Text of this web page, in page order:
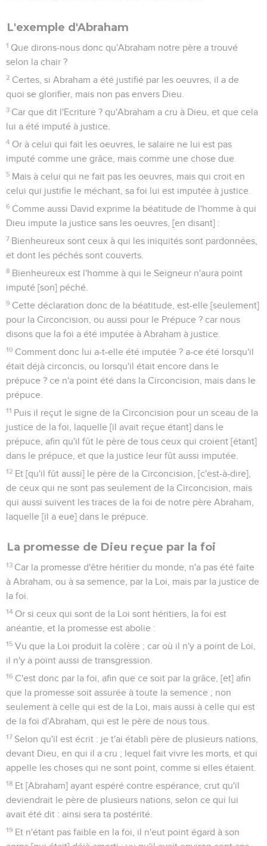
L'exemple d'Abraham
1 Que dirons-nous donc qu'Abraham notre père a trouvé
selon la chair ?
2 Certes, si Abraham a été justifié par les oeuvres, il a de
quoi se glorifier, mais non pas envers Dieu.
3 Car que dit l'Ecriture ? qu'Abraham a cru à Dieu, et que cela
lui a été imputé à justice.
4 Or à celui qui fait les oeuvres, le salaire ne lui est pas
imputé comme une grâce, mais comme une chose due.
5 Mais à celui qui ne fait pas les oeuvres, mais qui croit en
celui qui justifie le méchant, sa foi lui est imputée à justice.
6 Comme aussi David exprime la béatitude de l'homme à qui
Dieu impute la justice sans les oeuvres, [en disant] :
7 Bienheureux sont ceux à qui les iniquités sont pardonnées,
et dont les péchés sont couverts.
8 Bienheureux est l'homme à qui le Seigneur n'aura point
imputé [son] péché.
9 Cette déclaration donc de la béatitude, est-elle [seulement]
pour la Circoncision, ou aussi pour le Prépuce ? car nous
disons que la foi a été imputée à Abraham à justice.
10 Comment donc lui a-t-elle été imputée ? a-ce été lorsqu'il
était déjà circoncis, ou lorsqu'il était encore dans le
prépuce ? ce n'a point été dans la Circoncision, mais dans le
prépuce.
11 Puis il reçut le signe de la Circoncision pour un sceau de la
justice de la foi, laquelle [il avait reçue étant] dans le
prépuce, afin qu'il fût le père de tous ceux qui croient [étant]
dans le prépuce, et que la justice leur fût aussi imputée.
12 Et [qu'il fût aussi] le père de la Circoncision, [c'est-à-dire],
de ceux qui ne sont pas seulement de la Circoncision, mais
qui aussi suivent les traces de la foi de notre père Abraham,
laquelle [il a eue] dans le prépuce.
La promesse de Dieu reçue par la foi
13 Car la promesse d'être héritier du monde, n'a pas été faite
à Abraham, ou à sa semence, par la Loi, mais par la justice de
la foi.
14 Or si ceux qui sont de la Loi sont héritiers, la foi est
anéantie, et la promesse est abolie :
15 Vu que la Loi produit la colère ; car où il n'y a point de Loi,
il n'y a point aussi de transgression.
16 C'est donc par la foi, afin que ce soit par la grâce, [et] afin
que la promesse soit assurée à toute la semence ; non
seulement à celle qui est de la Loi, mais aussi à celle qui est
de la foi d'Abraham, qui est le père de nous tous.
17 Selon qu'il est écrit : je t'ai établi père de plusieurs nations,
devant Dieu, en qui il a cru ; lequel fait vivre les morts, et qui
appelle les choses qui ne sont point, comme si elles étaient.
18 Et [Abraham] ayant espéré contre espérance, crut qu'il
deviendrait le père de plusieurs nations, selon ce qui lui
avait été dit : ainsi sera ta postérité.
19 Et n'étant pas faible en la foi, il n'eut point égard à son